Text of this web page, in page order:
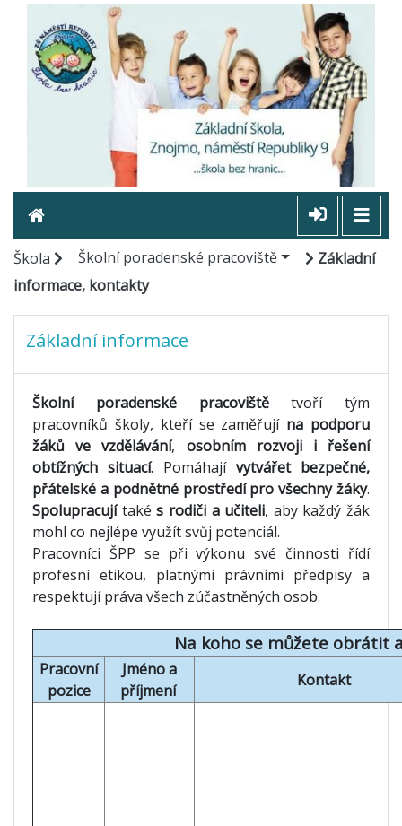
Škola Školní poradenské pracoviště
Základní
informace, kontakty
Základní informace
Školní poradenské pracovištětvoří tým
pracovníků školy, kteří se zaměřují na podporu
žáků ve vzdělávání, osobním rozvoji i řešení
obtížných situací. Pomáhají vytvářet bezpečné,
přátelské a podnětné prostředí pro všechny žáky.
Spolupracujítakés rodiči a učiteli, aby každý žák
mohl co nejlépe využít svůj potenciál.
Pracovníci ŠPP se při výkonu své činnosti řídí
profesní etikou, platnými právními předpisy a
respektují práva všech zúčastněných osob.
Na koho se můžete obrátit
Pracovní
pozice
Jméno a
příjmení
Kontakt